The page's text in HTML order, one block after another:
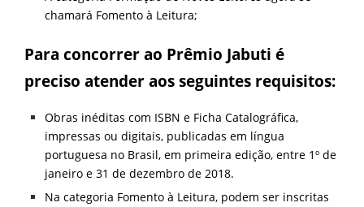
chamará Fomento à Leitura;
Para concorrer ao Prêmio Jabuti é
preciso atender aos seguintes requisitos:
Obras inéditas com ISBN e Ficha Catalográfica,
impressas ou digitais, publicadas em língua
portuguesa no Brasil, em primeira edição, entre 1º de
janeiro e 31 de dezembro de 2018.
Na categoria Fomento à Leitura, podem ser inscritas